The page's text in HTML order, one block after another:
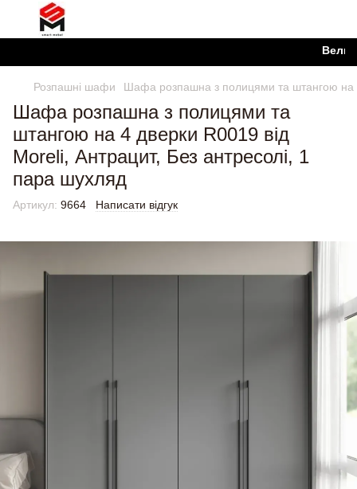
Великий
Розпашні шафи Шафа розпашна з полицями та штангою на
Шафа розпашна з полицями та
штангою на 4 дверки R0019 від
Moreli, Антрацит, Без антресолі, 1
пара шухляд
Артикул: 9664 Написати відгук